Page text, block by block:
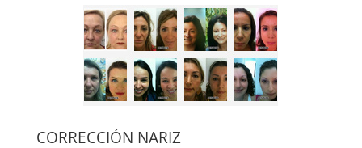
CORRECCIÓN NARIZ